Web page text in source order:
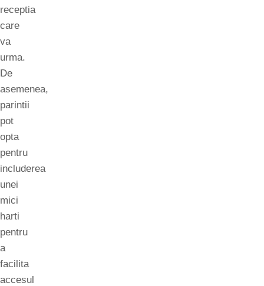
receptia
care
va
urma.
De
asemenea,
parintii
pot
opta
pentru
includerea
unei
mici
harti
pentru
a
facilita
accesul